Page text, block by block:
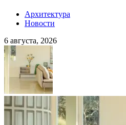
Архитектура
Новости
6 августа, 2026